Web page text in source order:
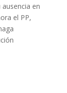
en
el PP,